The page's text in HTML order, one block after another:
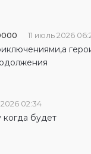
11 июль 2026
02:34
когда будет